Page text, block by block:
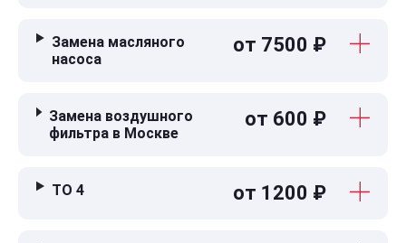
Замена масляного
насоса
от 7500 ₽
Замена воздушного
фильтра в Москве
от 600 ₽
ТО 4 от 1200 ₽